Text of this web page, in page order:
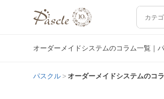
オーダーメイドシステムのコラム一覧｜
パスクル オーダーメイドシステムのコ